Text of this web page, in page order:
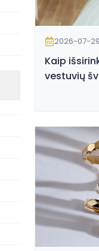
2026-07-29
Kaip
vestuvių